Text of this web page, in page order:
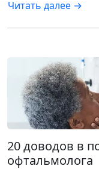
Читать далее →
20 доводов в
офтальмолога